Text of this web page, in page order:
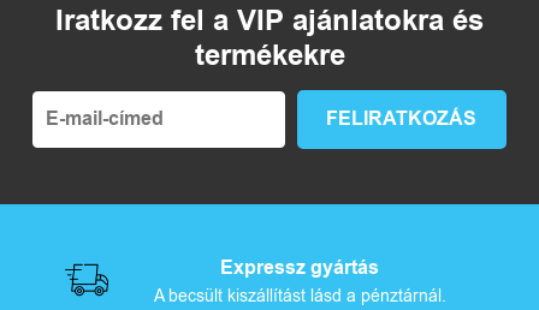
Iratkozz fel a VIP ajánlatokra és
termékekre
Expressz gyártás
A becsült kiszállítást lásd a pénztárnál.